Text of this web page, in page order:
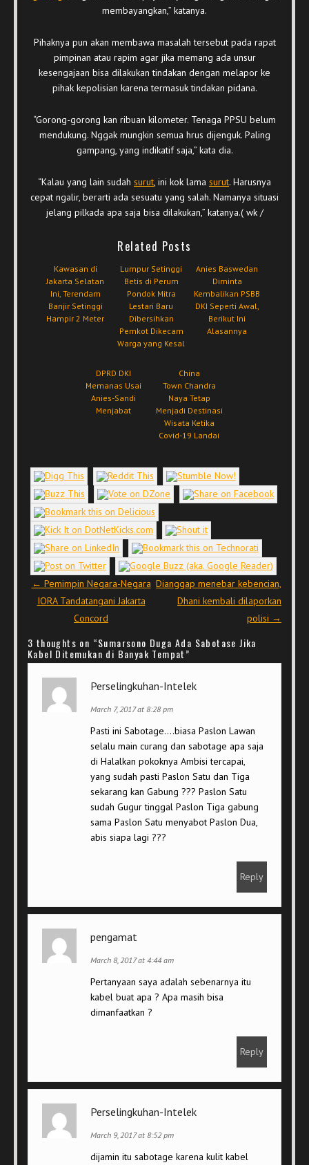
membayangkan,” katanya.
Pihaknya pun akan membawa masalah tersebut pada rapat
pimpinan atau rapim agar jika memang ada unsur
kesengajaan bisa dilakukan tindakan dengan melapor ke
pihak kepolisian karena termasuk tindakan pidana.
“Gorong-gorong kan ribuan kilometer. Tenaga PPSU belum
mendukung. Nggak mungkin semua hrus dijenguk. Paling
gampang, yang indikatif saja,” kata dia.
“Kalau yang lain sudah surut , ini kok lama surut. Harusnya
cepat ngalir, berarti ada sesuatu yang salah. Namanya situasi
jelang pilkada apa saja bisa dilakukan,” katanya.( wk /
Related Posts
Kawasan di
Jakarta Selatan
Ini, Terendam
Banjir Setinggi
Hampir 2 Meter
Lumpur Setinggi
Betis di Perum
Pondok Mitra
Lestari Baru
Dibersihkan
Pemkot Dikecam
Warga yang Kesal
Anies Baswedan
Diminta
Kembalikan PSBB
DKI Seperti Awal,
Berikut Ini
Alasannya
DPRD DKI
Memanas Usai
Anies-Sandi
Menjabat
China
Town Chandra
Naya Tetap
Menjadi Destinasi
Wisata Ketika
Covid-19 Landai
Post navigation
← Pemimpin Negara-Negara
IORA Tandatangani Jakarta
Concord
Dianggap menebar kebencian,
Dhani kembali dilaporkan
polisi →
3 thoughts on “Sumarsono Duga Ada Sabotase Jika
Kabel Ditemukan di Banyak Tempat”
Perselingkuhan-Intelek
March 7, 2017 at 8:28 pm
Pasti ini Sabotage….biasa Paslon Lawan
selalu main curang dan sabotage apa saja
di Halalkan pokoknya Ambisi tercapai,
yang sudah pasti Paslon Satu dan Tiga
sekarang kan Gabung ??? Paslon Satu
sudah Gugur tinggal Paslon Tiga gabung
sama Paslon Satu menyabot Paslon Dua,
abis siapa lagi ???
Reply
pengamat
March 8, 2017 at 4:44 am
Pertanyaan saya adalah sebenarnya itu
kabel buat apa ? Apa masih bisa
dimanfaatkan ?
Reply
Perselingkuhan-Intelek
March 9, 2017 at 8:52 pm
dijamin itu sabotage karena kulit kabel